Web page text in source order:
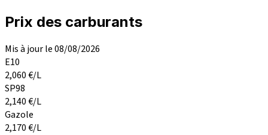
Prix des carburants
Mis à jour le 08/08/2026
E10
2,060€/L
SP98
2,140€/L
Gazole
2,170€/L